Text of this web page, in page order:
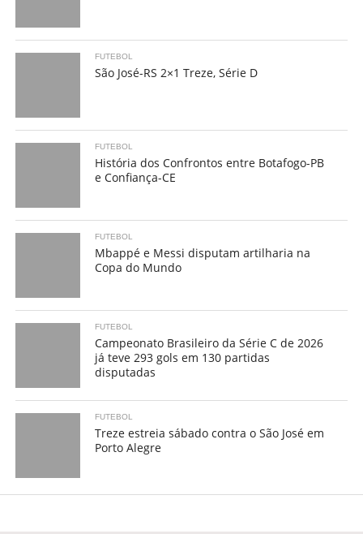
FUTEBOL
São José-RS 2×1 Treze, Série D
FUTEBOL
História dos Confrontos entre Botafogo-PB
e Confiança-CE
FUTEBOL
Mbappé e Messi disputam artilharia na
Copa do Mundo
FUTEBOL
Campeonato Brasileiro da Série C de 2026
já teve 293 gols em 130 partidas
disputadas
FUTEBOL
Treze estreia sábado contra o São José em
Porto Alegre